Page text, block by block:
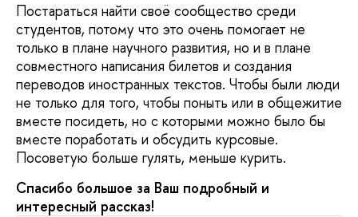
Постараться найти своё сообщество среди
студентов, потому что это очень помогает не
только в плане научного развития, но и в плане
совместного написания билетов и создания
переводов иностранных текстов. Чтобы были люди
не только для того, чтобы поныть или в общежитие
вместе посидеть, но с которыми можно было бы
вместе поработать и обсудить курсовые.
Посоветую больше гулять, меньше курить.
Спасибо большое за Ваш подробный и
интересный рассказ!